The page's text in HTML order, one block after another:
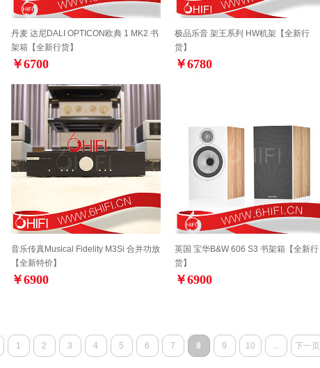
丹麦 达尼DALI OPTICON欧典 1 MK2 书
架箱【全新行货】
￥6700
极品乐音 架王系列 HW机架【全新行
货】
￥6780
音乐传真Musical Fidelity M3Si 合并功放
【全新特价】
￥6900
英国 宝华B&W 606 S3 书架箱【全新行
货】
￥6900
1 2 3 4 5 6 7 8 9 10 ... 下一页